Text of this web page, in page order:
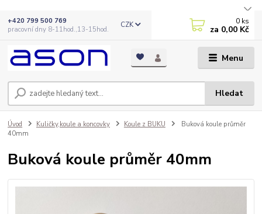
Menu
CZK
Hledat
+420 799 500 769
pracovní dny 8-11hod.,13-15hod.
0 ks
za 0,00 Kč
Úvod Kuličky,koule a koncovky Koule z BUKU
Buková koule průměr
40mm
Buková koule průměr 40mm